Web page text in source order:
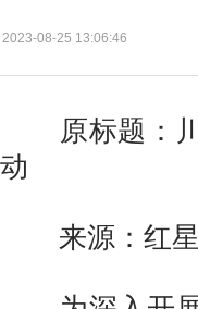
2023-08-25 13:06:46
原标题：川
动
来源：红星